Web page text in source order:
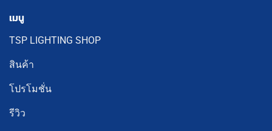
เมนู
TSP LIGHTING SHOP
สินค้า
โปรโมชั่น
รีวิว